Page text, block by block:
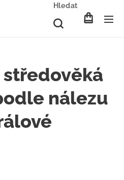
Hledat
nálezu